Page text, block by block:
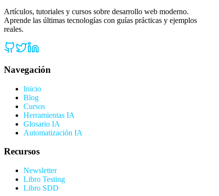
Artículos, tutoriales y cursos sobre desarrollo web moderno.
Aprende las últimas tecnologías con guías prácticas y ejemplos
reales.
Navegación
Inicio
Blog
Cursos
Herramientas IA
Glosario IA
Automatización IA
Recursos
Newsletter
Libro Testing
Libro SDD